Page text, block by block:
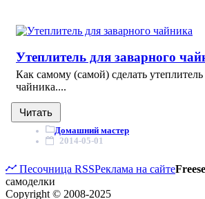
Утеплитель для заварного
Как самому (самой) сделать утеплитель
чайника....
Читать
Домашний мастер
2014-05-01
Песочница RSSРеклама на сайте
самоделки
Copyright © 2008-2025